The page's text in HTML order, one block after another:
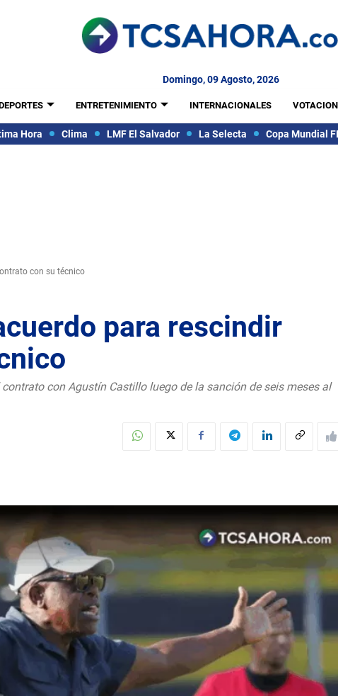
Domingo, 09 Agosto, 2026
ENTRETENIMIENTO INTERNACIONALES
Hora Clima LMF El Salvador La Selecta Copa Mundial
con su técnico
para rescindir
con Agustín Castillo luego de la sanción de seis meses al